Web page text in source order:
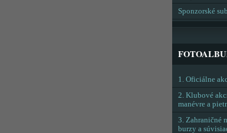
Sponzorské
1. Oficiálne
2. Klubové
manévre a
3. Zahraničné
burzy a